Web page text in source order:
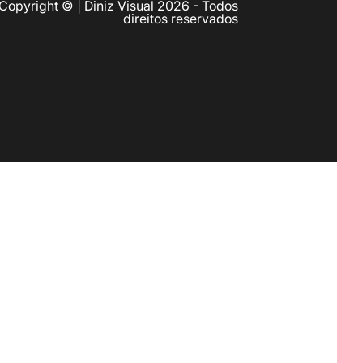
Copyright © | Diniz Visual 2026 - Todos
direitos reservados